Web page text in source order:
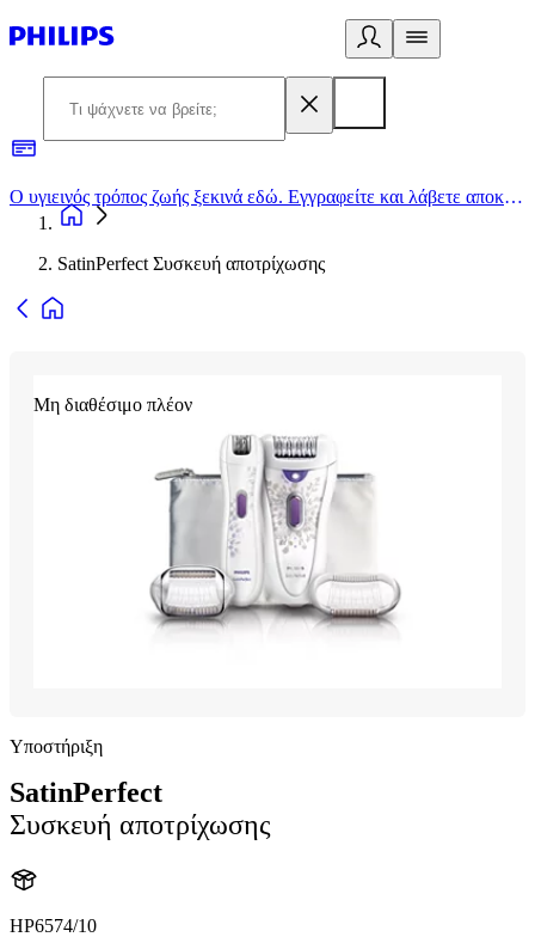
Ο υγιεινός τρόπος ζωής ξεκινά εδώ. Εγγραφείτε και λάβετε αποκλειστικές προσφορές
SatinPerfect Συσκευή αποτρίχωσης
Μη διαθέσιμο πλέον
Υποστήριξη
SatinPerfect
Συσκευή αποτρίχωσης
HP6574/10